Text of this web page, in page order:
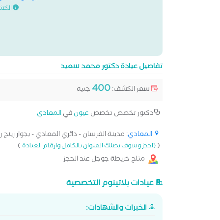
تفاصيل عيادة دكتور محمد سعيد
سعر الكشف:400 جنيه
دكتور تخصص تخصص عيونفيالمعادي
المعادي: مدينة الفرسان - دائري المعادي - بجوار
((احجز وسوف يصلك العنوان بالكامل وارقام العيادة)
متاح خريطة جوجل عند الحجز
عيادات بلاتينوم التخصصية
الخبرات والشهادات: